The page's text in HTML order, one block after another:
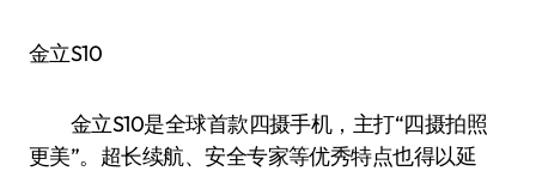
金立S10
金立S10是全球首款四摄手机，主打“四摄拍照
更美”。超长续航、安全专家等优秀特点也得以延